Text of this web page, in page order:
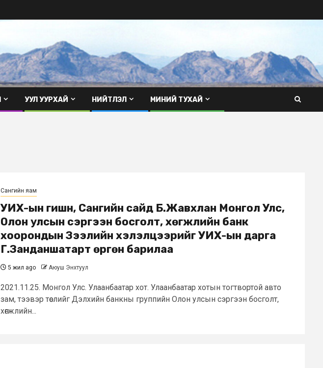
УУЛ УУРХАЙ НИЙТЛЭЛ МИНИЙ ТУХАЙ
Сангийн яам
УИХ-ын гишүүн, Сангийн сайд Б.Жавхлан Монгол Улс,
Олон улсын сэргээн босголт, хөгжлийн банк
хоорондын Зээлийн хэлэлцээрийг УИХ-ын дарга
Г.Занданшатарт өргөн барилаа
5 жил ago Аюуш Энхтуул
2021.11.25. Монгол Улс. Улаанбаатар хот. Улаанбаатар хотын тогтвортой авто
зам, тээвэр төслийг Дэлхийн банкны группийн Олон улсын сэргээн босголт,
хөгжлийн...